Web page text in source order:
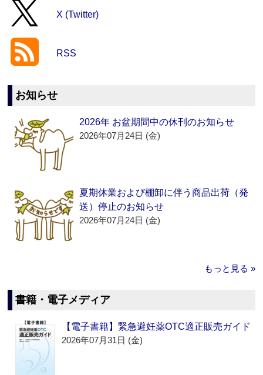
X (Twitter)
RSS
お知らせ
2026年 お盆期間中の休刊のお知らせ
2026年07月24日 (金)
夏期休業および棚卸に伴う商品出荷（発
送）停止のお知らせ
2026年07月24日 (金)
もっと見る »
書籍・電子メディア
【電子書籍】緊急避妊薬OTC適正販売ガイド
2026年07月31日 (金)